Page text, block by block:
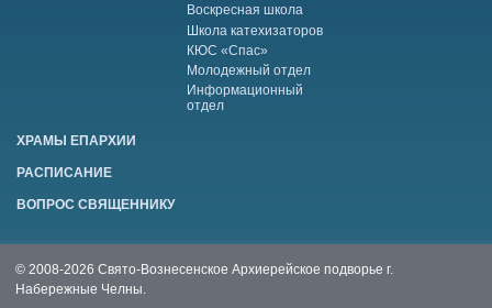
Воскресная школа
Школа катехизаторов
КЮС «Спас»
Молодежный отдел
Информационный
отдел
ХРАМЫ ЕПАРХИИ
РАСПИСАНИЕ
ВОПРОС СВЯЩЕННИКУ
© 2008-2026 Свято-Вознесенское Архиерейское подворье г.
Набережные Челны.